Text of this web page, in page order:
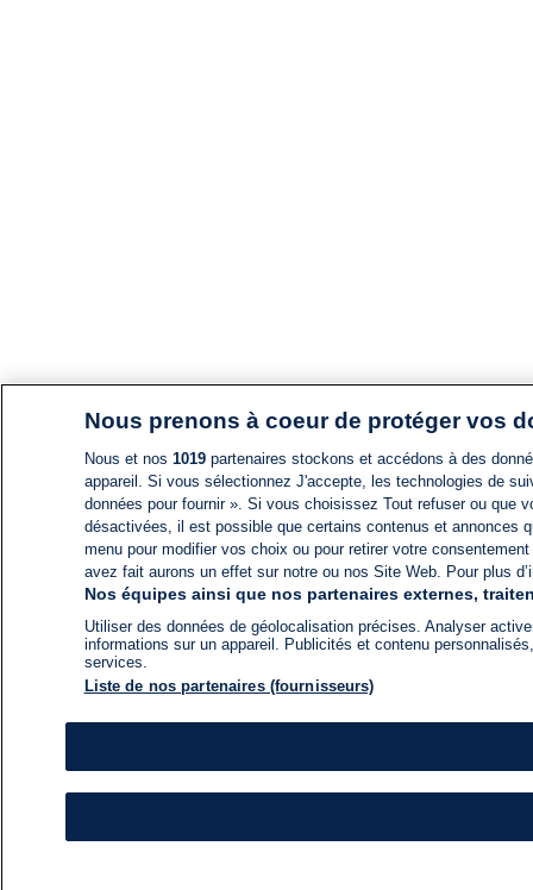
Nous prenons à coeur de protéger vos
Nous et nos 1019partenaires stockons et accédons à des
appareil. Si vous sélectionnez J'accepte, les technologies de
données pour fournir ». Si vous choisissez Tout refuser ou
désactivées, il est possible que certains contenus et annonces
menu pour modifier vos choix ou pour retirer votre
avez fait aurons un effet sur notre ou nos Site Web. Pour plus
Nos équipes ainsi que nos partenaires externes,
Utiliser des données de géolocalisation précises. Analyser
informations sur un appareil. Publicités et contenu
services.
Liste de nos partenaires (fournisseurs)